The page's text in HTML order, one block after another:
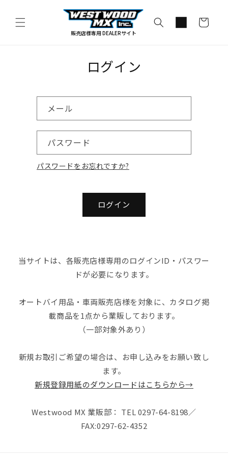
進む
販売店様専用 DEALERサイト
ー
ログイン
メール
パスワード
パスワードをお忘れですか?
ログイン
当サイトは、各販売店様専用のログインID・パスワー
ドが必要になります。
オートバイ用品・車両販売店様を対象に、カタログ掲
載商品を1点から業販しております。
（一部対象外あり）
新規お取引ご希望の場合は、お申し込みをお願い致し
ます。
新規登録用紙のダウンロードはこちらから→
Westwood MX 業販部： TEL 0297-64-8198／
FAX:0297-62-4352